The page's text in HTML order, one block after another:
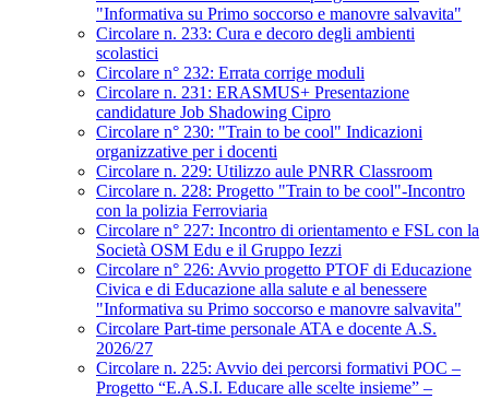
"Informativa su Primo soccorso e manovre salvavita"
Circolare n. 233: Cura e decoro degli ambienti
scolastici
Circolare n° 232: Errata corrige moduli
Circolare n. 231: ERASMUS+ Presentazione
candidature Job Shadowing Cipro
Circolare n° 230: "Train to be cool" Indicazioni
organizzative per i docenti
Circolare n. 229: Utilizzo aule PNRR Classroom
Circolare n. 228: Progetto "Train to be cool"-Incontro
con la polizia Ferroviaria
Circolare n° 227: Incontro di orientamento e FSL con la
Società OSM Edu e il Gruppo Iezzi
Circolare n° 226: Avvio progetto PTOF di Educazione
Civica e di Educazione alla salute e al benessere
"Informativa su Primo soccorso e manovre salvavita"
Circolare Part-time personale ATA e docente A.S.
2026/27
Circolare n. 225: Avvio dei percorsi formativi POC –
Progetto “E.A.S.I. Educare alle scelte insieme” –